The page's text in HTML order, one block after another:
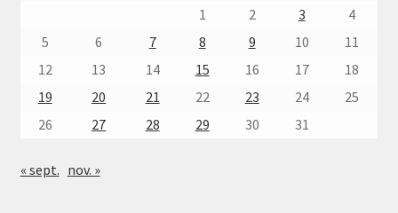
1
2 3
4
5
6 7 8 9 10
11
12
13 14 15 16 17
18
19
20 21 22 23 24
25
26
27 28 29 30 31
« sept. nov. »